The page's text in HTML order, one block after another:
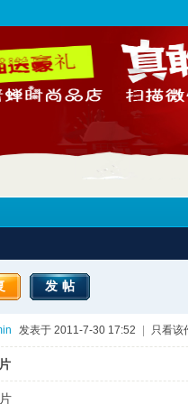
发帖
发表于 2011-7-30 17:52 只看该